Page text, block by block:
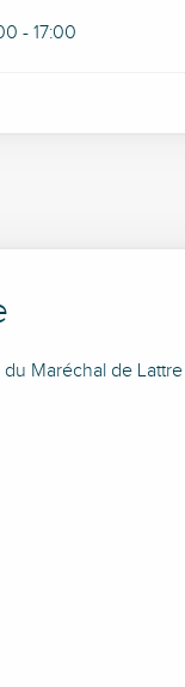
- 17:00
Maréchal de Lattre